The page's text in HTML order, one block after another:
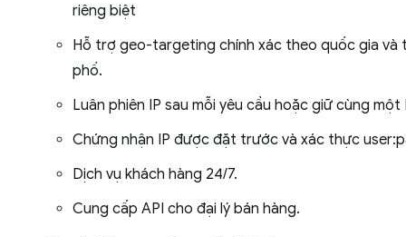
riêng biệt
Hỗ trợ geo-targeting chính xác theo quốc gia và
phố.
Luân phiên IP sau mỗi yêu cầu hoặc giữ cùng một
Chứng nhận IP được đặt trước và xác thực
Dịch vụ khách hàng 24/7.
Cung cấp API cho đại lý bán hàng.